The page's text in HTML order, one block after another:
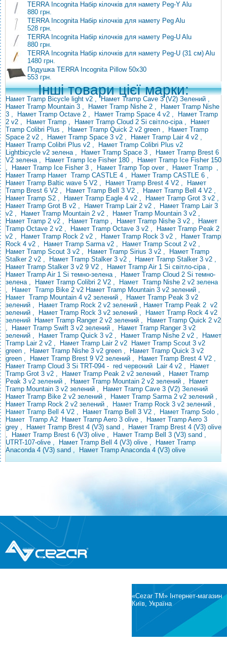
TERRA Incognita Набір кілочків для намету Peg-Y Alu
880 грн.
TERRA Incognita Набір кілочків для намету Peg Alu
528 грн.
TERRA Incognita Набір кілочків для намету Peg-U Alu
880 грн.
TERRA Incognita Набір кілочків для намету Peg-U (31 см) Alu
1480 грн.
Подушка TERRA Incognita Pillow 50x30
553 грн.
Інші товари цієї марки:
Намет Tramp Bicycle light v2 ,Намет Tramp Cave 3 (V2) Зелений ,
Намет Tramp Mountain 3 , Намет Tramp Nishe 2 ,
Намет Tramp Nishe
3 , Намет Tramp Octave 2 , Намет Tramp Space 4 v2 ,
Намет Tramp
2 v2 , Намет Tramp , Намет Tramp Cloud 2 Si світло-сіра ,
Намет
Tramp Colibri Plus , Намет Tramp Quick 2 v2 green ,
Намет Tramp
Space 2 v2 , Намет Tramp Space 3 v2 , Намет Tramp Lair 4 v2 ,
Намет Tramp Colibri Plus v2 , Намет Tramp Colibri Plus v2
Lightbicycle v2 зелена , Намет Tramp Space 3 ,
Намет Tramp Brest 6
V2 зелена , Намет Tramp Ice Fisher 180 ,
Намет Tramp Ice Fisher 150
,
Намет Tramp Ice Fisher 3 , Намет Tramp Top over , Намет Tramp ,
Намет Tramp Намет Tramp CASTLE 4 , Намет Tramp CASTLE 6 ,
Намет Tramp Baltic wave 5 V2 , Намет Tramp Brest 4 V2 ,
Намет
Tramp Brest 6 V2 , Намет Tramp Bell 3 V2 , Намет Tramp Bell 4 V2 ,
Намет Tramp S2 , Намет Tramp Eagle 4 v2 , Намет Tramp Grot 3 v2 ,
Намет Tramp Grot B v2 , Намет Tramp Lair 2 v2 ,
Намет Tramp Lair 3
v2 , Намет Tramp Mountain 2 v2 , Намет Tramp Mountain 3 v2 ,
Намет Tramp 2 v2 , Намет Tramp , Намет Tramp Nishe 3 v2 ,
Намет
Tramp Octave 2 v2 , Намет Tramp Octave 3 v2 ,
Намет Tramp Peak 2
v2 , Намет Tramp Rock 2 v2 , Намет Tramp Rock 3 v2 ,
Намет Tramp
Rock 4 v2 , Намет Tramp Sarma v2 , Намет Tramp Scout 2 v2 ,
Намет Tramp Scout 3 v2 , Намет Tramp Sirius 3 v2 ,
Намет Tramp
Stalker 2 v2 , Намет Tramp Stalker 3 v2 , Намет Tramp Stalker 3 v2 ,
Намет Tramp Stalker 3 v2 9 V2 , Намет Tramp Air 1 Si світло-сіра ,
Намет Tramp Air 1 Si темно-зелена ,
Намет Tramp Cloud 2 Si темно-
зелена , Намет Tramp Colibri 2 V2 , Намет Tramp Nishe 2 v2 зелена
,
Намет Tramp Bike 2 v2 Намет Tramp Mountain 3 v2 зелений ,
Намет Tramp Mountain 4 v2 зелений ,
Намет Tramp Peak 3 v2
зелений , Намет Tramp Rock 2 v2 зелений , Намет Tramp Peak 2 v2
зелений , Намет Tramp Rock 3 v2 зелений , Намет Tramp Rock 4 v2
зелений
Намет Tramp Ranger 2 v2 зелений ,
Намет Tramp Quick 2 v2
,
Намет Tramp Swift 3 v2 зелений ,
Намет Tramp Ranger 3 v2
зелений , Намет Tramp Quick 3 v2 , Намет Tramp Nishe 2 v2 ,
Намет
Tramp Lair 2 v2 , Намет Tramp Lair 2 v2
Намет Tramp Scout 3 v2
green , Намет Tramp Nishe 3 v2 green ,
Намет Tramp Quick 3 v2
green , Намет Tramp Brest 9 V2 зелений , Намет Tramp Brest 4 V2 ,
Намет Tramp Cloud 3 Si TRT-094 - red червоний Lair 4 v2 ,
Намет
Tramp Grot 3 v2 , Намет Tramp Peak 2 v2 зелений ,
Намет Tramp
Peak 3 v2 зелений , Намет Tramp Mountain 2 v2 зелений ,
Намет
Tramp Mountain 3 v2 зелений , Намет Tramp Cave 3 (V2) Зелений
Намет Tramp Bike 2 v2 зелений , Намет Tramp Sarma 2 v2 зелений ,
Намет Tramp Rock 2 v2 зелений , Намет Tramp Rock 3 v2 зелений ,
Намет Tramp Bell 4 V2 , Намет Tramp Bell 3 V2 , Намет Tramp Solo ,
Намет Tramp A2 Намет Tramp Aero 3 olive ,
Намет Tramp Aero 3
grey , Намет Tramp Brest 4 (V3) sand ,
Намет Tramp Brest 4 (V3) olive
,
Намет Tramp Brest 6 (V3) olive , Намет Tramp Bell 3 (V3) sand ,
UTRT-107-olive , Намет Tramp Bell 4 (V3) olive ,
Намет Tramp
Anaconda 4 (V3) sand , Намет Tramp Anaconda 4 (V3) olive
®
«Cezar TM» Інтернет-магазин
Київ, Україна